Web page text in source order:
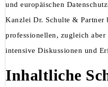
und europäischen
Kanzlei Dr. Schulte & Partner
professionellen, zugleich
intensive Diskussionen und
Inhaltliche